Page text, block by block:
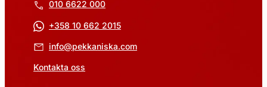
010 6622 000
+358 10 662 2015
info@pekkaniska.com
Kontakta oss